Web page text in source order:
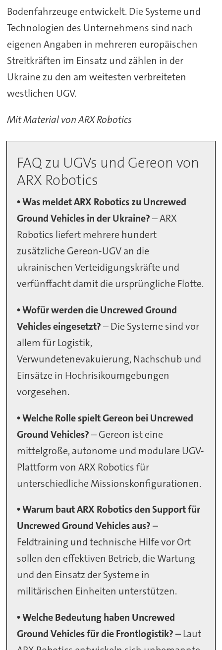
Bodenfahrzeuge entwickelt. Die Systeme und
Technologien des Unternehmens sind nach
eigenen Angaben in mehreren europäischen
Streitkräften im Einsatz und zählen in der
Ukraine zu den am weitesten verbreiteten
westlichen UGV.
Mit Material von ARX Robotics
FAQ zu UGVs und Gereon von
ARX Robotics
• Was meldet ARX Robotics zu Uncrewed
Ground Vehicles in der Ukraine?– ARX
Robotics liefert mehrere hundert
zusätzliche Gereon-UGV an die
ukrainischen Verteidigungskräfte und
verfünffacht damit die ursprüngliche Flotte.
• Wofür werden die Uncrewed Ground
Vehicles eingesetzt?– Die Systeme sind vor
allem für Logistik,
Verwundetenevakuierung, Nachschub und
Einsätze in Hochrisikoumgebungen
vorgesehen.
• Welche Rolle spielt Gereon bei Uncrewed
Ground Vehicles?– Gereon ist eine
mittelgroße, autonome und modulare UGV-
Plattform von ARX Robotics für
unterschiedliche Missionskonfigurationen.
• Warum baut ARX Robotics den Support für
Uncrewed Ground Vehicles aus?–
Feldtraining und technische Hilfe vor Ort
sollen den effektiven Betrieb, die Wartung
und den Einsatz der Systeme in
militärischen Einheiten unterstützen.
• Welche Bedeutung haben Uncrewed
Ground Vehicles für die Frontlogistik?– Laut